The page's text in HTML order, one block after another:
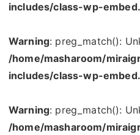
includes/class-wp-
Warning: preg_match():
/home/masharoom/
includes/class-wp-
Warning: preg_match():
/home/masharoom/